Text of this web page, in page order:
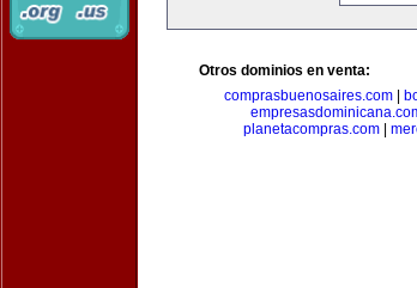
Otros dominios en venta:
comprasbuenosaires.com
planetacompras.com